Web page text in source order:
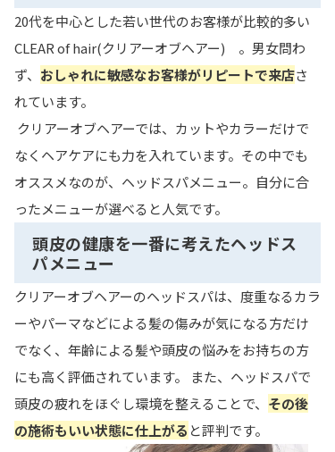
20代を中心とした若い世代のお客様が比較的多い
CLEAR of hair(クリアーオブヘアー) 。男女問わ
ず、 おしゃれに敏感なお客様がリピートで来店さ
れています。
クリアーオブヘアーでは、カットやカラーだけで
なくヘアケアにも力を入れています。その中でも
オススメなのが、ヘッドスパメニュー。自分に合
ったメニューが選べると人気です。
頭皮の健康を一番に考えたヘッドス
パメニュー
クリアーオブヘアーのヘッドスパは、度重なるカラ
ーやパーマなどによる髪の傷みが気になる方だけ
でなく、年齢による髪や頭皮の悩みをお持ちの方
にも高く評価されています。 また、ヘッドスパで
頭皮の疲れをほぐし環境を整えることで、 その後
の施術もいい状態に仕上がる と評判です。